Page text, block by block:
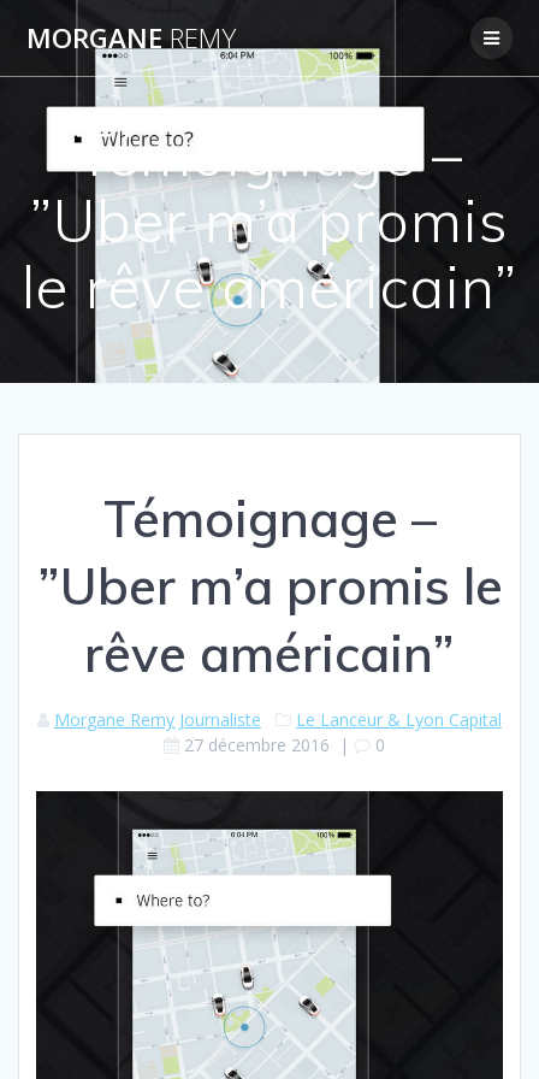
contenu
MORGANE REMY
Témoignage –
”Uber m’a promis
le rêve américain”
Témoignage –
”Uber m’a promis le
rêve américain”
Morgane Remy Journaliste
Le Lanceur & Lyon Capital
27 décembre 2016 | 0